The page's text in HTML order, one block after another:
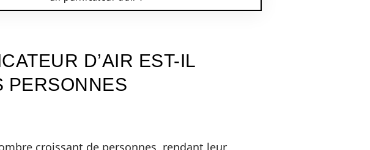
D’AIR EST-IL
PERSONNES
croissant de personnes, rendant leur